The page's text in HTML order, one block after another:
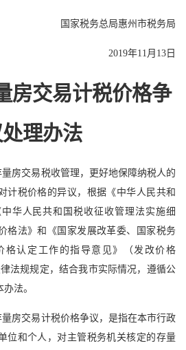
国家税务总局惠州市税务局
2019年11月13日
房交易计税价格争
理办法
房交易税收管理，更好地保障纳税人的
计税价格的异议，根据《中华人民共和
华人民共和国税收征收管理法实施细
格法》和《国家发展改革委、国家税务
格认定工作的指导意见》（发改价格
律法规规定，结合我市实际情况，遵循公
法。
房交易计税价格争议，是指在本市行政
位和个人，对主管税务机关核定的存量